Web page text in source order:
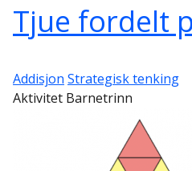
Tjue fordelt
Addisjon Strategisk tenking
Aktivitet Barnetrinn